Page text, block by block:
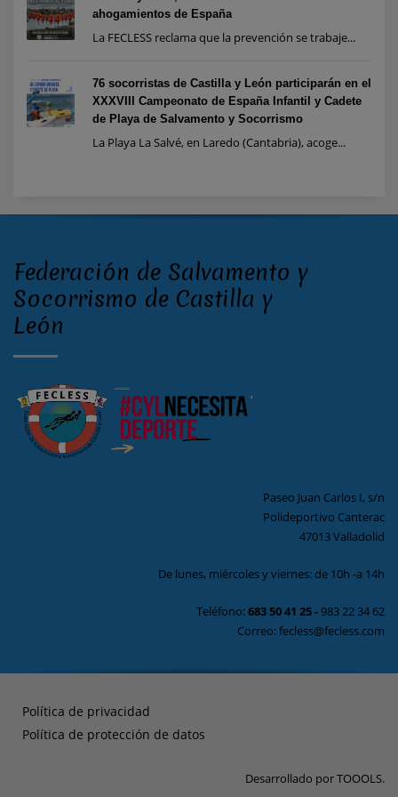
ahogamientos de España
La FECLESS reclama que la prevención se trabaje...
76 socorristas de Castilla y León participarán en el
XXXVIII Campeonato de España Infantil y Cadete
de Playa de Salvamento y Socorrismo
La Playa La Salvé, en Laredo (Cantabria), acoge...
Federación de Salvamento y
Socorrismo de Castilla y
León
Paseo Juan Carlos I, s/n
Polideportivo Canterac
47013 Valladolid
De lunes, miércoles y viernes: de 10h -a 14h
Teléfono:683 50 41 25-983 22 34 62
Correo: fecless@fecless.com
Política de privacidad
Política de protección de datos
Desarrollado porTOOOLS.